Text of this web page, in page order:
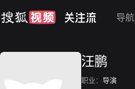
导航
汪鹏
职业： 导演